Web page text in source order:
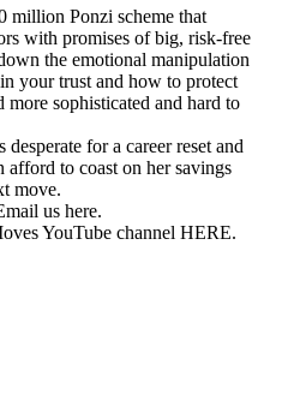
million Ponzi scheme that
with promises of big, risk-free
the emotional manipulation
your trust and how to protect
sophisticated and hard to
for a career reset and
afford to coast on her savings
move.
us ⁠⁠⁠⁠⁠⁠⁠⁠⁠⁠⁠⁠⁠⁠⁠⁠⁠⁠⁠⁠⁠⁠⁠⁠⁠⁠⁠⁠⁠⁠⁠⁠⁠⁠⁠⁠⁠⁠⁠⁠⁠⁠⁠⁠⁠⁠⁠⁠⁠⁠⁠⁠⁠⁠⁠⁠⁠⁠⁠⁠⁠⁠⁠⁠⁠⁠⁠⁠⁠⁠⁠⁠⁠⁠⁠⁠⁠⁠⁠⁠⁠⁠⁠⁠⁠⁠⁠⁠⁠⁠⁠⁠⁠⁠⁠⁠⁠⁠⁠⁠⁠⁠⁠⁠⁠⁠⁠⁠⁠⁠⁠⁠⁠⁠⁠⁠⁠⁠⁠⁠⁠⁠⁠⁠⁠⁠⁠⁠⁠⁠⁠⁠⁠⁠⁠⁠⁠⁠⁠⁠⁠⁠⁠⁠⁠⁠⁠⁠⁠⁠⁠⁠⁠⁠⁠⁠⁠⁠⁠⁠⁠⁠⁠⁠⁠⁠⁠⁠⁠⁠⁠⁠⁠⁠⁠⁠⁠⁠⁠⁠⁠⁠⁠⁠⁠⁠⁠⁠⁠⁠⁠⁠⁠⁠⁠⁠⁠here⁠⁠⁠⁠⁠⁠⁠⁠⁠⁠⁠⁠⁠⁠⁠⁠⁠⁠⁠⁠⁠⁠⁠⁠⁠⁠⁠⁠⁠⁠⁠⁠⁠⁠⁠⁠⁠⁠⁠⁠⁠⁠⁠⁠⁠⁠⁠⁠⁠⁠⁠⁠⁠⁠⁠⁠⁠⁠⁠⁠⁠⁠⁠⁠⁠⁠⁠⁠⁠⁠⁠⁠⁠⁠⁠⁠⁠⁠⁠⁠⁠⁠⁠⁠⁠⁠⁠⁠⁠⁠⁠⁠⁠⁠⁠⁠⁠⁠⁠⁠⁠⁠⁠⁠⁠⁠⁠⁠⁠⁠⁠⁠⁠⁠⁠⁠⁠⁠⁠⁠⁠⁠⁠⁠⁠⁠⁠⁠⁠⁠⁠⁠⁠⁠⁠⁠⁠⁠⁠⁠⁠⁠⁠⁠⁠⁠⁠⁠⁠⁠⁠⁠⁠⁠⁠⁠⁠⁠⁠⁠⁠⁠⁠⁠⁠⁠⁠⁠⁠⁠⁠⁠⁠⁠⁠⁠⁠⁠⁠⁠⁠⁠⁠⁠⁠⁠⁠⁠⁠⁠⁠⁠⁠⁠⁠⁠⁠.
YouTube channel HERE.